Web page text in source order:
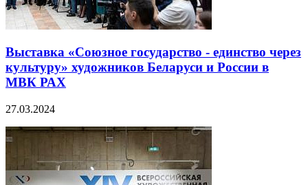
Выставка «Союзное государство - единство через
культуру» художников Беларуси и России в
МВК РАХ
27.03.2024